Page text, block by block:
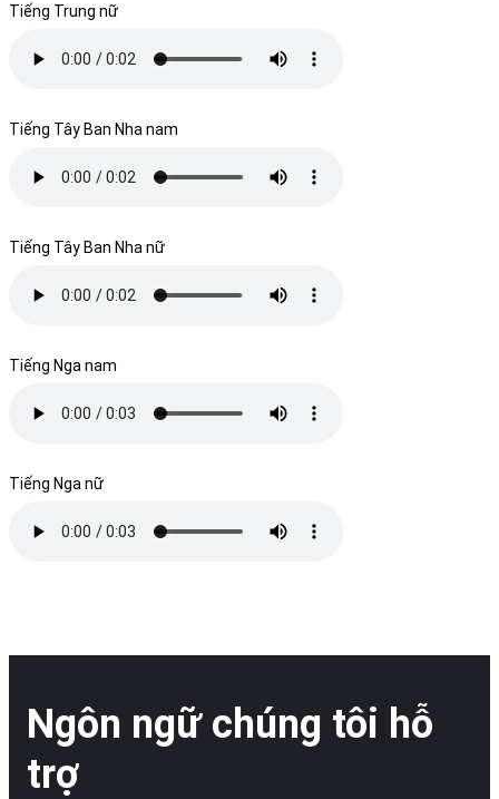
Tiếng Trung nữ
Tiếng Tây Ban Nha nam
Tiếng Tây Ban Nha nữ
Tiếng Nga nam
Tiếng Nga nữ
Ngôn ngữ chúng tôi hỗ
trợ